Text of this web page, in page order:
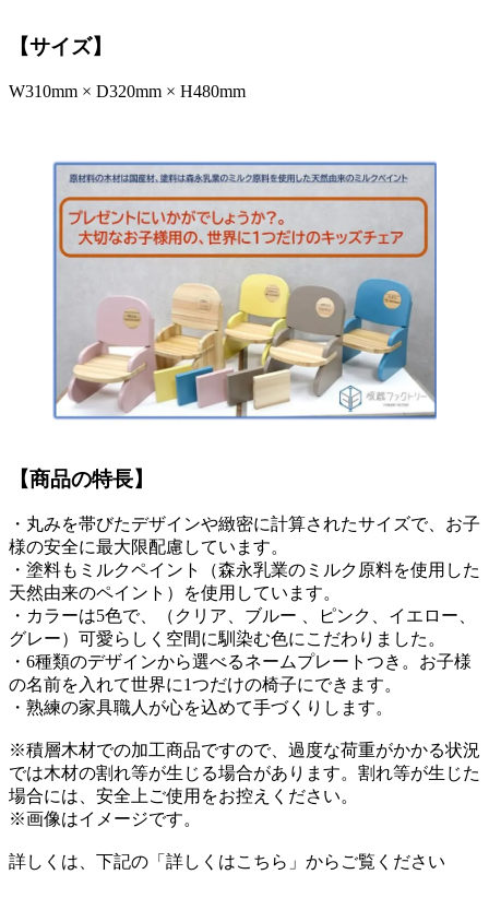
【サイズ】
W310mm × D320mm × H480mm
【商品の特長】
・丸みを帯びたデザインや緻密に計算されたサイズで、お子
様の安全に最大限配慮しています。
・塗料もミルクペイント（森永乳業のミルク原料を使用した
天然由来のペイント）を使用しています。
・カラーは5色で、（クリア、ブルー 、ピンク、イエロー、
グレー）可愛らしく空間に馴染む色にこだわりました。
・6種類のデザインから選べるネームプレートつき。お子様
の名前を入れて世界に1つだけの椅子にできます。
・熟練の家具職人が心を込めて手づくりします。
※積層木材での加工商品ですので、過度な荷重がかかる状況
では木材の割れ等が生じる場合があります。割れ等が生じた
場合には、安全上ご使用をお控えください。
※画像はイメージです。
詳しくは、下記の「詳しくはこちら」からご覧ください